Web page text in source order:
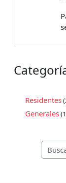
Residentes
Generales